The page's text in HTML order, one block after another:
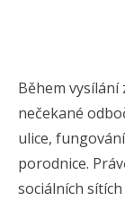
Během vysílání
nečekané
ulice,
porodnice.
sociálních